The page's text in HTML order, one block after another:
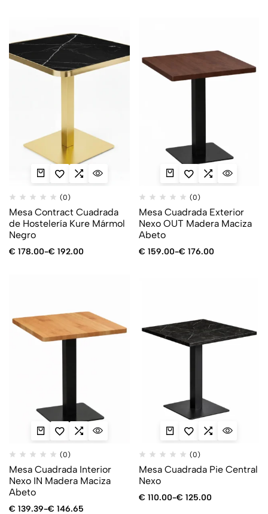
(0)
Mesa Contract Cuadrada
de Hostelería Kure Mármol
Negro
€ 178.00-€ 192.00
(0)
Mesa Cuadrada Exterior
Nexo OUT Madera Maciza
Abeto
€ 159.00-€ 176.00
(0)
Mesa Cuadrada Interior
Nexo IN Madera Maciza
Abeto
€ 139.39-€ 146.65
(0)
Mesa Cuadrada Pie Central
Nexo
€ 110.00-€ 125.00